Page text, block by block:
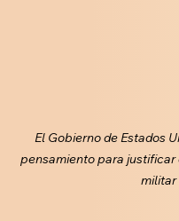
El Gobierno de Estados
pensamiento para
militar